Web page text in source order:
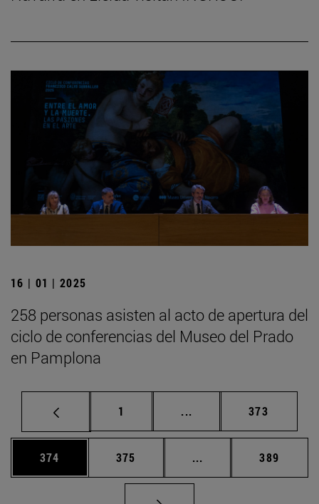
16 | 01 | 2025
258 personas asisten al acto de apertura del
ciclo de conferencias del Museo del Prado
en Pamplona
Página
1 ... Páginas intermedias
Página
373
Página
374 Página
375 ... Páginas intermedias
Página
389